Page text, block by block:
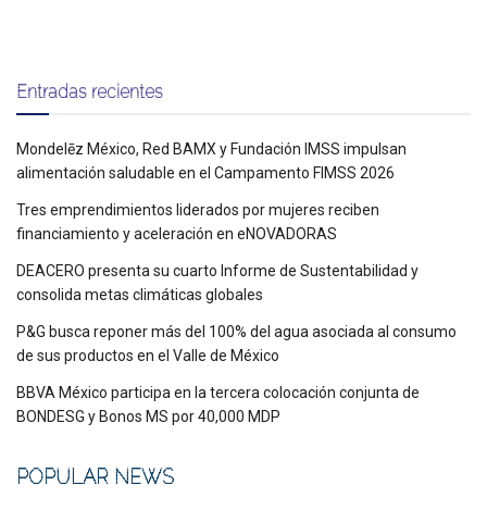
Entradas recientes
Mondelēz México, Red BAMX y Fundación IMSS impulsan
alimentación saludable en el Campamento FIMSS 2026
Tres emprendimientos liderados por mujeres reciben
financiamiento y aceleración en eNOVADORAS
DEACERO presenta su cuarto Informe de Sustentabilidad y
consolida metas climáticas globales
P&G busca reponer más del 100% del agua asociada al consumo
de sus productos en el Valle de México
BBVA México participa en la tercera colocación conjunta de
BONDESG y Bonos MS por 40,000 MDP
POPULAR NEWS